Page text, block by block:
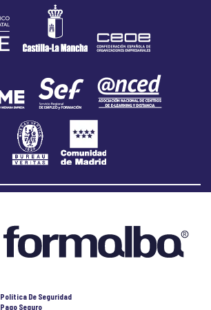
Política De Seguridad
Pago Seguro